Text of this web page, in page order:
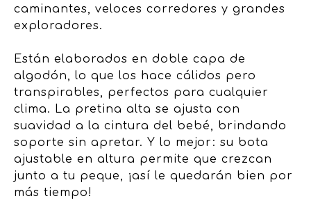
caminantes, veloces corredores y grandes
exploradores.
Están elaborados en doble capa de
algodón, lo que los hace cálidos pero
transpirables, perfectos para cualquier
clima. La pretina alta se ajusta con
suavidad a la cintura del bebé, brindando
soporte sin apretar. Y lo mejor: su bota
ajustable en altura permite que crezcan
junto a tu peque, ¡así le quedarán bien por
más tiempo!